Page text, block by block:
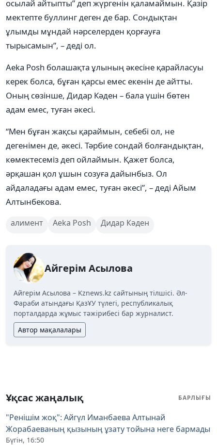
осылай айтыпты” деп жүргенін қаламаймын. Қазір
мектепте буллинг деген де бар. Сондықтан
ұлымды мұндай нәрселерден қорғауға
тырысамын”, – деді ол.
Aeka Posh болашақта ұлының әкесіне қарайласуы
керек болса, бұған қарсы емес екенін де айтты.
Оның сөзінше, Дидар Кәден – бала үшін бөтен
адам емес, туған әкесі.
“Мен бұған жақсы қараймын, себебі ол, не
дегенімен де, әкесі. Тәрбие сондай болғандықтан,
көмектесеміз деп ойлаймын. Қажет болса,
әрқашан қол ұшын созуға дайынбыз. Ол
айдаладағы адам емес, туған әкесі”, – деді Айым
Алтынбекова.
алимент Aeka Posh Дидар Кәден
Айгерім Асылова
Айгерім Асылова – Kznews.kz сайтының тілшісі. Әл-
Фараби атындағы ҚазҰУ түлегі, республикалық
порталдарда жұмыс тәжірибесі бар журналист.
Автор мақалалары
Ұқсас жаңалық БАРЛЫҒЫ
"Ренішім жоқ": Айгүл Иманбаева Алтынай
Жорабаеваның қызының ұзату тойына неге бармады
Бүгін, 16:50